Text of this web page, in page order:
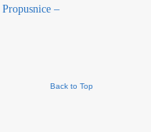
Propusnice –
Back to Top